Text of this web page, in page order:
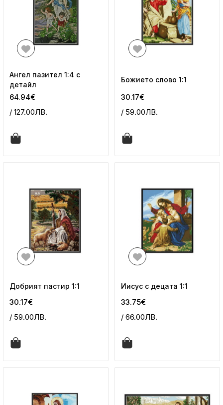
Ангел пазител 1:4 с
детайл
64.94€
/ 127.00ЛВ.
Божието слово 1:1
30.17€
/ 59.00ЛВ.
Добрият пастир 1:1
30.17€
/ 59.00ЛВ.
Иисус с децата 1:1
33.75€
/ 66.00ЛВ.